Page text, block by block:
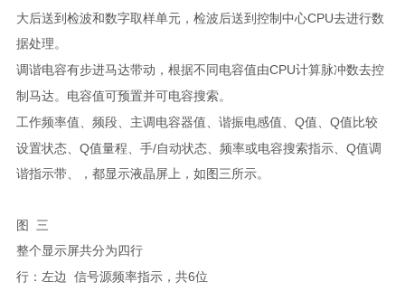
大后送到检波和数字取样单元，检波后送到控制中心CPU去进行数
据处理。
调谐电容有步进马达带动，根据不同电容值由CPU计算脉冲数去控
制马达 。电容值可预置并可电容搜索。
工作频率值、频段、主调电容器值、谐振电感值、 Q值、 Q值比较
设置状态、 Q值量程、手/自动状态、频率或电容搜索指示、 Q值调
谐指示带、，都显示液晶屏上，如图三所示。
图
三
整个显示屏共分为四行
行：左边
信号源频率指示，共6位